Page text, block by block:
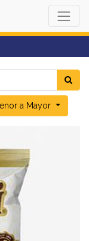
a Mayor